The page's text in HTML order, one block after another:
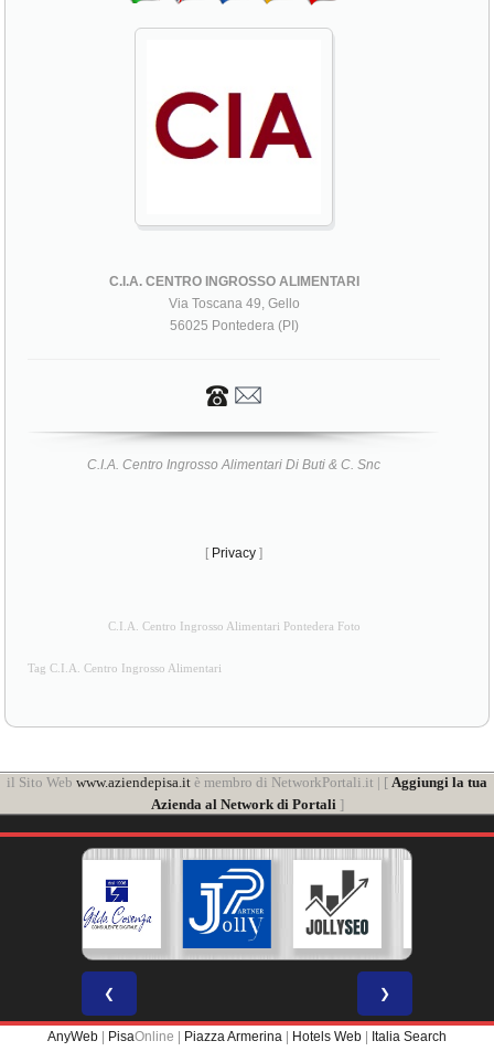
C.I.A. CENTRO INGROSSO ALIMENTARI
Via Toscana 49, Gello
56025 Pontedera (PI)
C.I.A. Centro Ingrosso Alimentari Di Buti & C. Snc
[ Privacy ]
C.I.A. Centro Ingrosso Alimentari Pontedera Foto
Tag C.I.A. Centro Ingrosso Alimentari
il Sito Web www.aziendepisa.it è membro di NetworkPortali.it | [ Aggiungi la tua
Azienda al Network di Portali]
❮ ❯
AnyWeb PisaOnline | Piazza Armerina Hotels Web Italia Search